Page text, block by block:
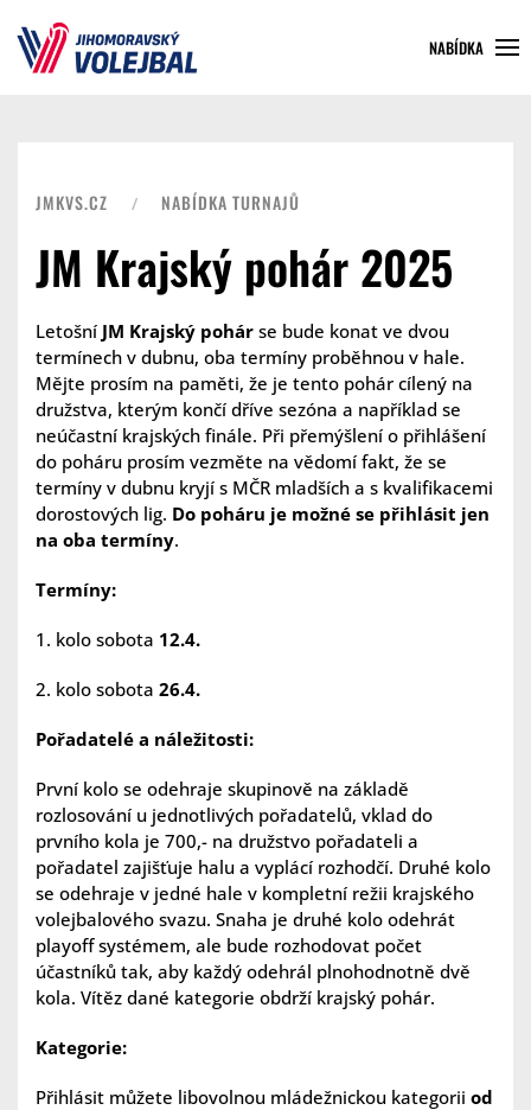
NABÍDKA
JMKVS.CZ NABÍDKA TURNAJŮ
JM Krajský pohár 2025
Letošní JM Krajský pohár se bude konat ve dvou
termínech v dubnu, oba termíny proběhnou v hale.
Mějte prosím na paměti, že je tento pohár cílený na
družstva, kterým končí dříve sezóna a například se
neúčastní krajských finále. Při přemýšlení o přihlášení
do poháru prosím vezměte na vědomí fakt, že se
termíny v dubnu kryjí s MČR mladších a s kvalifikacemi
dorostových lig. Do poháru je možné se přihlásit jen
na oba termíny.
Termíny:
1. kolo sobota 12.4.
2. kolo sobota 26.4.
Pořadatelé a náležitosti:
První kolo se odehraje skupinově na základě
rozlosování u jednotlivých pořadatelů, vklad do
prvního kola je 700,- na družstvo pořadateli a
pořadatel zajišťuje halu a vyplácí rozhodčí. Druhé kolo
se odehraje v jedné hale v kompletní režii krajského
volejbalového svazu. Snaha je druhé kolo odehrát
playoff systémem, ale bude rozhodovat počet
účastníků tak, aby každý odehrál plnohodnotně dvě
kola. Vítěz dané kategorie obdrží krajský pohár.
Kategorie:
Přihlásit můžete libovolnou mládežnickou kategorii od